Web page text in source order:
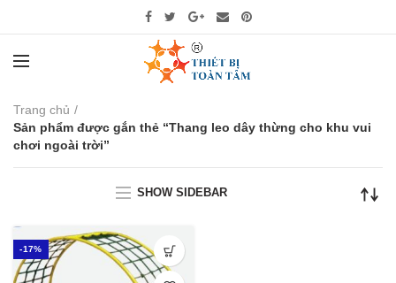
Trang chủ
Sản phẩm được gắn thẻ “Thang leo dây thừng cho khu vui
chơi ngoài trời”
SHOW SIDEBAR
-17%